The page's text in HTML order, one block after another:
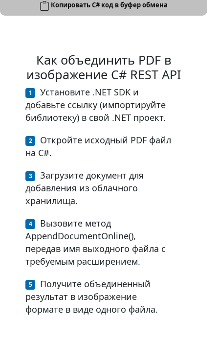
Копировать C# код в буфер обмена
Как объединить PDF в
изображение C# REST API
Установите .NET SDK и
добавьте ссылку (импортируйте
библиотеку) в свой .NET проект.
Откройте исходный PDF файл
на C#.
Загрузите документ для
добавления из облачного
хранилища.
Вызовите метод
AppendDocumentOnline(),
передав имя выходного файла с
требуемым расширением.
Получите объединенный
результат в изображение
формате в виде одного файла.